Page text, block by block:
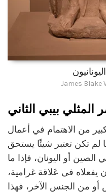
James Blake
بيبي الثاني
من الاهتمام في أعمال
لم تكن تعتبر شيئًا يستحق
أو اليونان، فإذا ما
يفعلاه في عَلاقة غرامية،
من الجنس الآخر، فهذا